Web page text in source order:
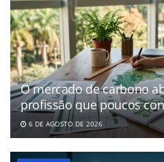
O mercado de carbono
profissão que poucos
6 DE AGOSTO DE 2026